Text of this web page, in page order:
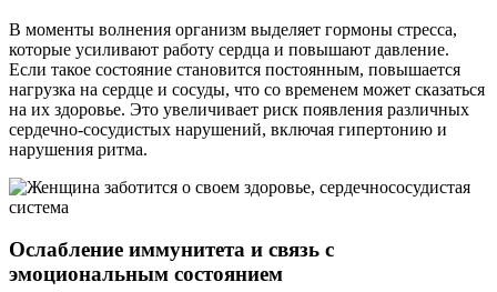
В моменты волнения организм выделяет гормоны стресса,
которые усиливают работу сердца и повышают давление.
Если такое состояние становится постоянным, повышается
нагрузка на сердце и сосуды, что со временем может сказаться
на их здоровье. Это увеличивает риск появления различных
сердечно-сосудистых нарушений, включая гипертонию и
нарушения ритма.
Ослабление иммунитета и связь с
эмоциональным состоянием